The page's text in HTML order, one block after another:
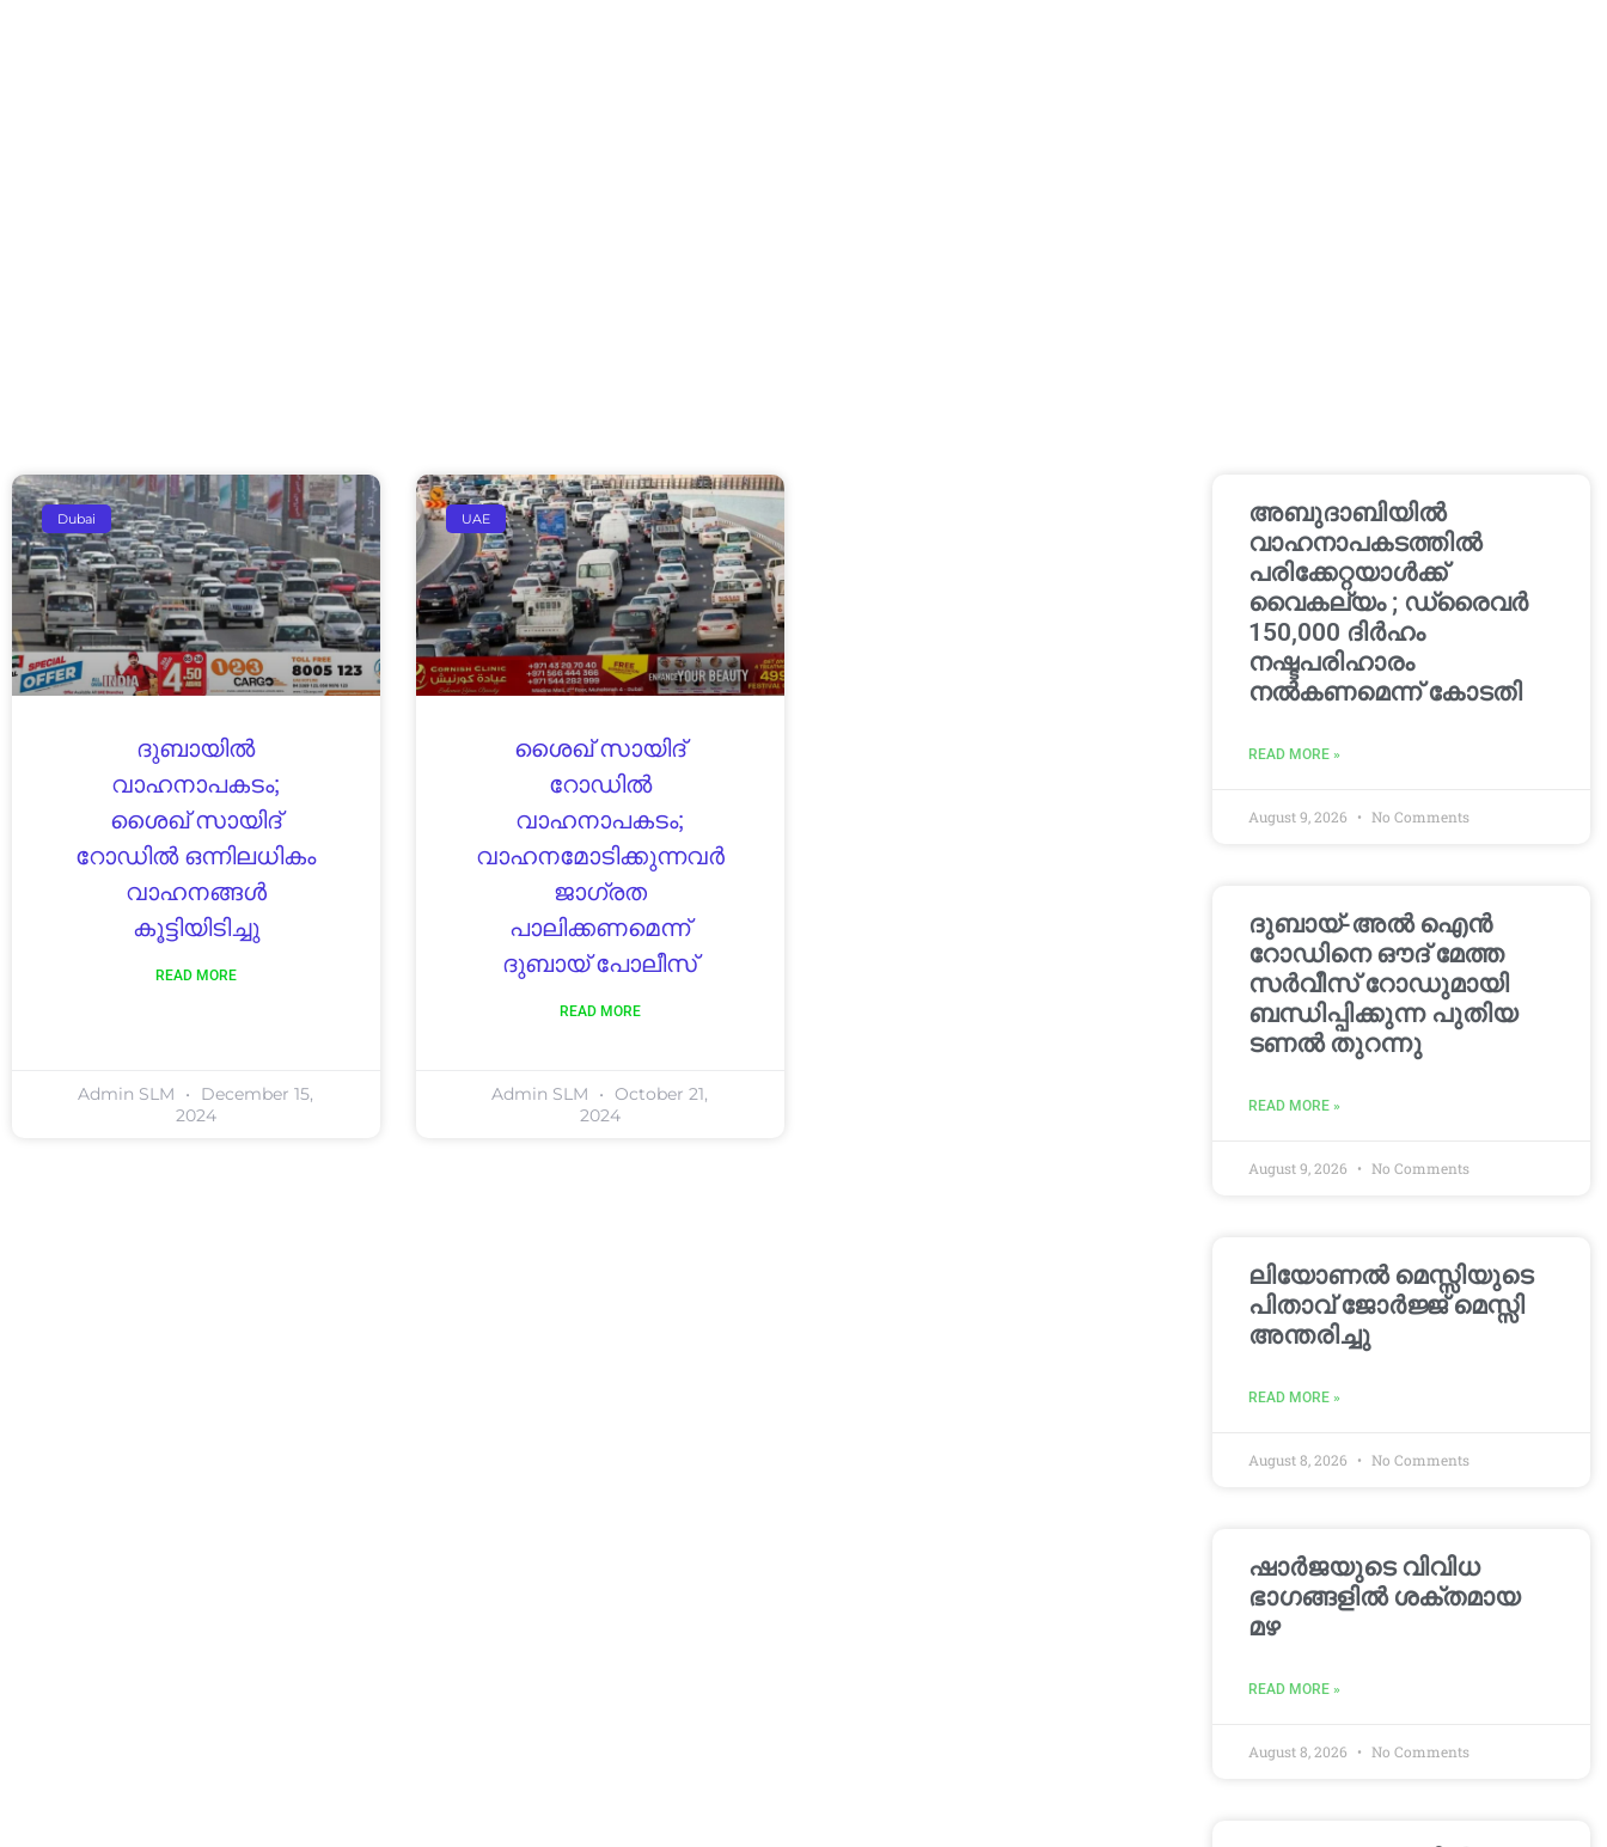
Dubai
ദുബായിൽ
വാഹനാപകടം;
ശൈഖ് സായിദ്
റോഡിൽ ഒന്നിലധികം
വാഹനങ്ങൾ
കൂട്ടിയിടിച്ചു
READ MORE
Admin SLM
December 15,
2024
UAE
ശൈഖ് സായിദ്
റോഡിൽ
വാഹനാപകടം;
വാഹനമോടിക്കുന്നവർ
ജാഗ്രത
പാലിക്കണമെന്ന്
ദുബായ് പോലീസ്
READ MORE
Admin SLM
October 21,
2024
അബുദാബിയിൽ
വാഹനാപകടത്തിൽ
പരിക്കേറ്റയാൾക്ക്
വൈകല്യം ; ഡ്രൈവർ
150,000 ദിർഹം
നഷ്ടപരിഹാരം
നൽകണമെന്ന് കോടതി
READ MORE »
August 9, 2026 No Comments
ദുബായ്-അൽ ഐൻ
റോഡിനെ ഔദ് മേത്ത
സർവീസ് റോഡുമായി
ബന്ധിപ്പിക്കുന്ന പുതിയ
ടണൽ തുറന്നു
READ MORE »
August 9, 2026 No Comments
ലിയോണൽ മെസ്സിയുടെ
പിതാവ് ജോർജ്ജ് മെസ്സി
അന്തരിച്ചു
READ MORE »
August 8, 2026 No Comments
ഷാർജയുടെ വിവിധ
ഭാഗങ്ങളിൽ ശക്തമായ
മഴ
READ MORE »
August 8, 2026 No Comments